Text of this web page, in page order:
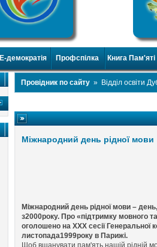
Е-демократія Профспілка Книга Пам'яті
Провідник по сайту » Відділ освіти
Міжнародний день рідної мови
Міжнародний день рідної мови –
з2000року. Про «підтримку мовного
оголошено на ХХХ сесії
листопада1999року в Парижі.
Щоб вшанувати пам'ять нашій рідній